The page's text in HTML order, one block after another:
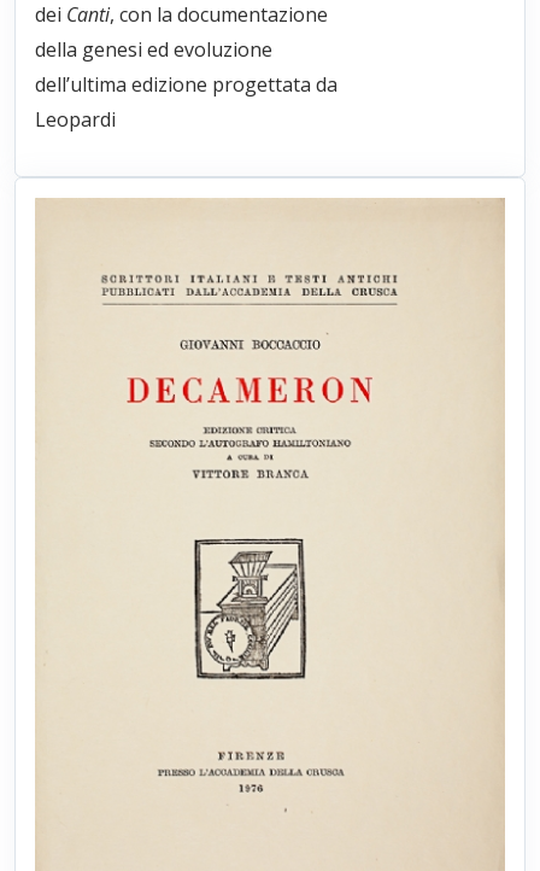
dei Canti, con la documentazione
della genesi ed evoluzione
dell’ultima edizione progettata da
Leopardi